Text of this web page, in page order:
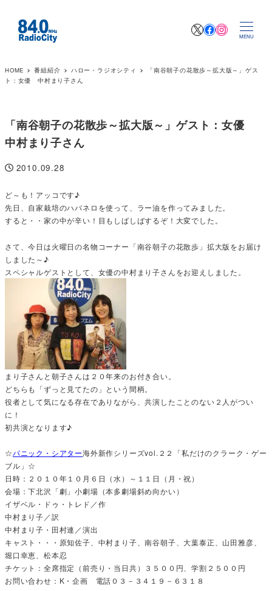
XFacebook
MENU
HOME 番組紹介 ハロー・ラジオシティ
「南谷朝子の花散歩～拡大版～」ゲス
ト：女優 中村まり子さん
「南谷朝子の花散歩～拡大版～」ゲスト：女優
中村まり子さん
投稿日
2010.09.28
ど～も！アッコです♪
先日、自家栽培のハバネロを使って、ラー油を作ってみました。
すると・・家の中が辛い！目もしばしばするぞ！大変でした。
さて、今日は火曜日の名物コーナー「南谷朝子の花散歩」拡大版をお届け
しました～♪
スペシャルゲストとして、女優の中村まり子さんをお迎えしました。
まり子さんと朝子さんは２０年来のお付き合い。
どちらも「ずっと見てたの」という間柄。
役者として気になる存在でありながら、共演したことのない２人がつい
に！
初共演となります♪
☆パニック・シアター海外新作シリーズvol.２２「私だけのクラーク・ゲー
ブル」☆
日時：２０１０年１０月６日（水）～１１日（月・祝）
会場：下北沢「劇」小劇場（本多劇場斜め向かい）
イザベル・ドゥ・トレド／作
中村まり子／訳
中村まり子・田村連／演出
キャスト・・・原知佐子、中村まり子、南谷朝子、大葉泰正、山田雅彦、
堀口幸恵、松本忍
チケット：全席指定（前売り・当日共）３５００円、学割２５００円
お問い合わせ：K・企画 電話０３－３４１９－６３１８